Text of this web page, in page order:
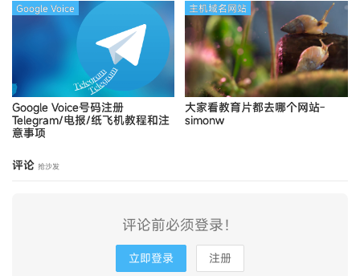
Google Voice号码注册
Telegram/电报/纸飞机教程和注
意事项
Google Voice
大家看教育片都去哪个网站-
simonw
主机域名网站
评论 抢沙发
评论前必须登录！
立即登录 注册